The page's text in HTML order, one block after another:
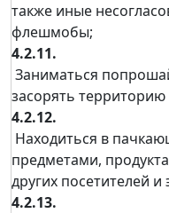
также иные
флешмобы;
4.2.11.
Заниматься
засорять
4.2.12.
Находиться в
предметами,
других посетителей и
4.2.13.